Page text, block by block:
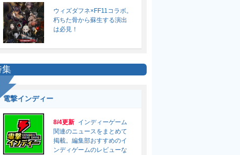
ウィズダフネ×FF11コラボ。
朽ちた骨から蘇生する演出
は必見！
集
電撃インディー
8/4更新 インディーゲーム
関連のニュースをまとめて
掲載。編集部おすすめのイ
ンディゲームのレビューな